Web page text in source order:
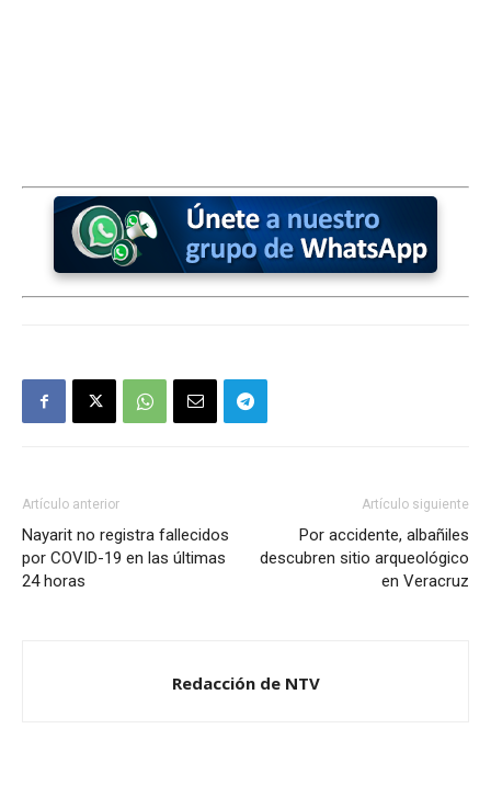
Artículo anterior
Nayarit no registra fallecidos
por COVID-19 en las últimas
24 horas
Artículo siguiente
Por accidente, albañiles
descubren sitio arqueológico
en Veracruz
Redacción de NTV